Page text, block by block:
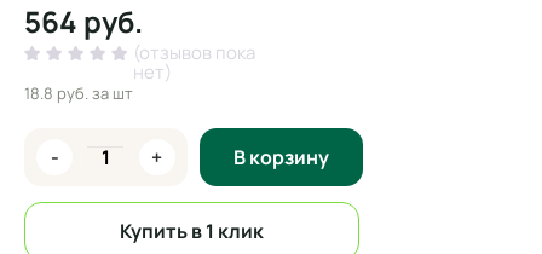
564 руб.
(отзывов пока
нет)
18.8 руб.за шт
- + В корзину
Купить в 1 клик